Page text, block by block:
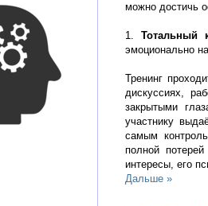
можно достичь
1.Тотальный
эмоционально
Тренинг
дискуссиях,
закрытыми
участнику
самым
полной
интересы, его
Дальше »